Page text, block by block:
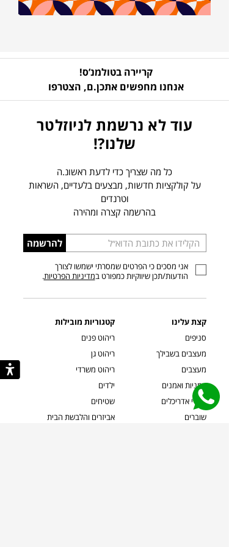
קריירה בטולמנ’ס!
אנחנו מחפשים אתכן.ם, הצטרפו
עוד לא נרשמת לניוזלטר
שלנו?!
כל מה שצריך כדי לדעת ראשונ.ה
על קולקציות חדשות, מבצעים בלעדיים, השראות
וטרנדים
בהרשמה קצרה ומהירה
הכניסו
כתובת
דוא”ל
להרשמה
אני מסכים כי הפרטים שמסרתי ישמשו לצורך
הודעות/תכן שיווקיות כמפורט במדיניות הפרטיות.
קצת עלינו
סניפים
מעצבים בשבילך
מעצבים
אמניות ואמנים
קשרי אדריכלים
שוברים
קטגוריות מובילות
ריהוט פנים
ריהוט גן
ריהוט משרדי
ילדים
שטיחים
אביזרים והלבשת הבית